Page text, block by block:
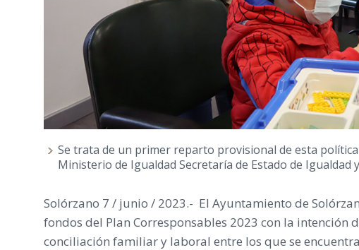
Se trata de un primer reparto provisional de esta
Ministerio de Igualdad Secretaría de Estado de Igualdad
Solórzano 7 / junio / 2023.- El Ayuntamiento de
fondos del Plan Corresponsables 2023 con la intención
conciliación familiar y laboral entre los que se